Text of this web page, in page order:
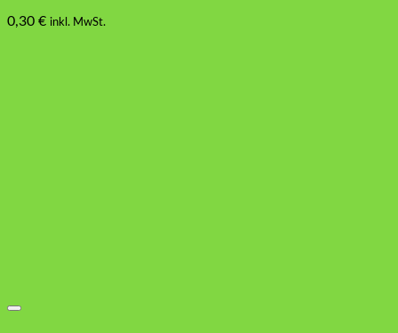
0,30 € inkl. MwSt.